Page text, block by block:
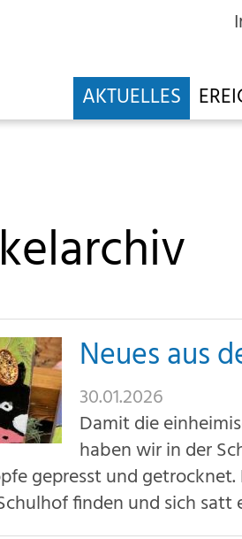
AKTUELLES
Neues aus
30.01.2026
Damit die
haben wir in der
gepresst und
finden und sich satt